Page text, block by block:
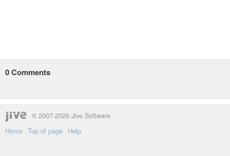
0Comments
© 2007-2026 Jive Software
Home Top of page Help